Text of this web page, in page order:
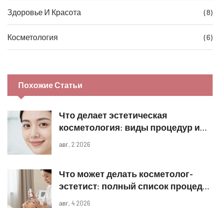
Здоровье И Красота (8)
Косметология (6)
Похожие Статьи
Что делает эстетическая
косметология: виды процедур и
реальные результаты
авг, 2 2026
Что может делать косметолог-
эстетист: полный список процедур
и границы компетенций
авг, 4 2026